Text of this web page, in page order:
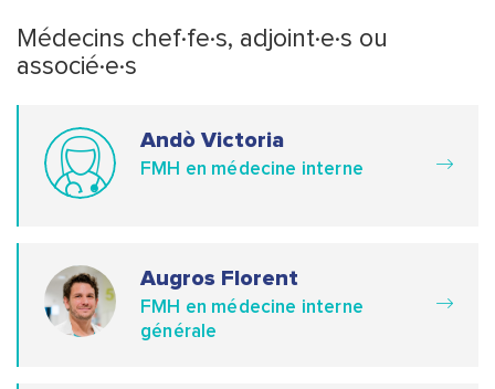
Médecins chef·fe·s, adjoint·e·s ou
associé·e·s
Andò Victoria
FMH en médecine interne
Augros Florent
FMH en médecine interne
générale